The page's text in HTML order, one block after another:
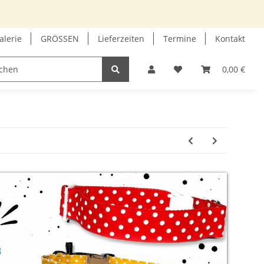
GRÖSSEN Lieferzeiten Termine Kontakt
0,00 €
GUTSCHEIN INFOECKE